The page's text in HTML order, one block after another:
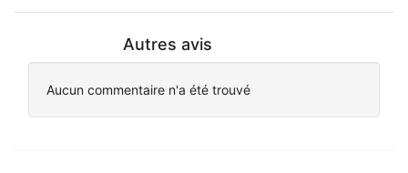
Autres avis
Aucun commentaire n'a été trouvé